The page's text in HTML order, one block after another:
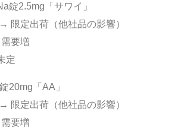
錠2.5mg「サワイ」
限定出荷（他社品の影響）
要増
定
20mg「AA」
限定出荷（他社品の影響）
要増